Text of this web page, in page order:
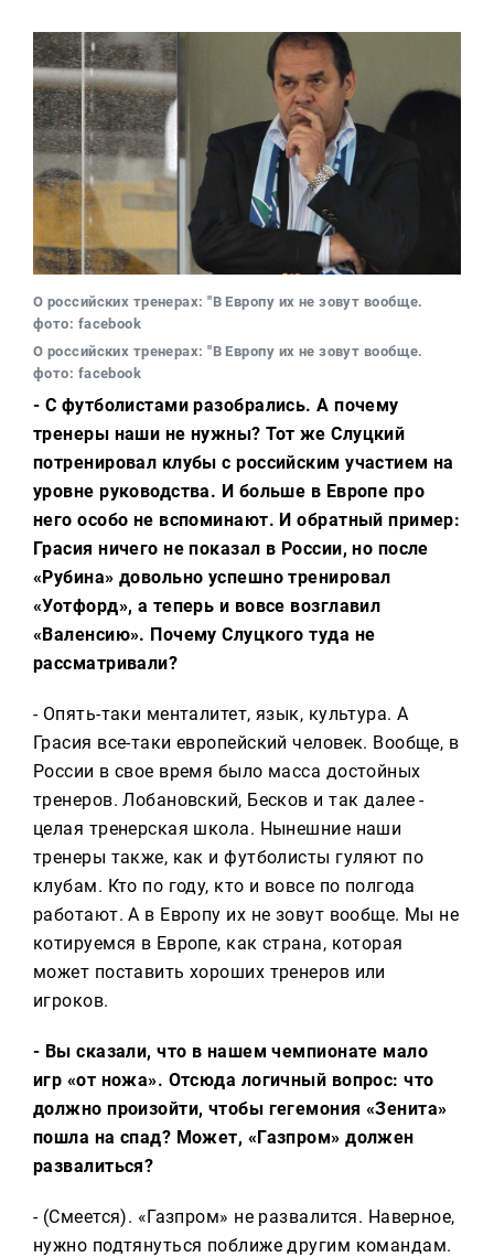
О российских тренерах: "В Европу их не зовут вообще.
фото: facebook
О российских тренерах: "В Европу их не зовут вообще.
фото: facebook
- С футболистами разобрались. А почему
тренеры наши не нужны? Тот же Слуцкий
потренировал клубы с российским участием на
уровне руководства. И больше в Европе про
него особо не вспоминают. И обратный пример:
Грасия ничего не показал в России, но после
«Рубина» довольно успешно тренировал
«Уотфорд», а теперь и вовсе возглавил
«Валенсию». Почему Слуцкого туда не
рассматривали?
- Опять-таки менталитет, язык, культура. А
Грасия все-таки европейский человек. Вообще, в
России в свое время было масса достойных
тренеров. Лобановский, Бесков и так далее -
целая тренерская школа. Нынешние наши
тренеры также, как и футболисты гуляют по
клубам. Кто по году, кто и вовсе по полгода
работают. А в Европу их не зовут вообще. Мы не
котируемся в Европе, как страна, которая
может поставить хороших тренеров или
игроков.
- Вы сказали, что в нашем чемпионате мало
игр «от ножа». Отсюда логичный вопрос: что
должно произойти, чтобы гегемония «Зенита»
пошла на спад? Может, «Газпром» должен
развалиться?
- (Смеется). «Газпром» не развалится. Наверное,
нужно подтянуться поближе другим командам.